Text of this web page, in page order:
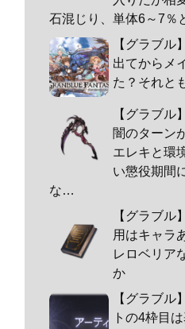
石混じり、単体6～7％
【グラブル
出てからメ
た？それと
【グラブル
闇のターン
エレキと環
い懲役期間
な…
【グラブル
用はキャラ
レロベリア
か
【グラブル
トの4枠目